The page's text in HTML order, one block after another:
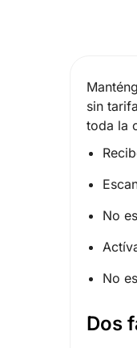
sin
toda la
No
No
Dos